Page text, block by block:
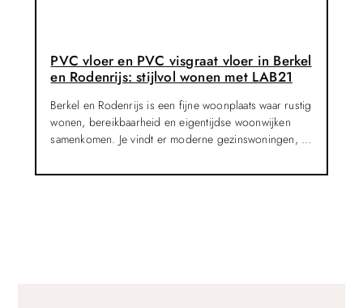
PVC vloer en PVC visgraat vloer in Berkel
en Rodenrijs: stijlvol wonen met LAB21
Berkel en Rodenrijs is een fijne woonplaats waar rustig
wonen, bereikbaarheid en eigentijdse woonwijken
samenkomen. Je vindt er moderne gezinswoningen, ...